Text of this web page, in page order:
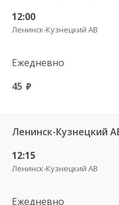
12:00
Ленинск-Кузнецкий АВ
Ежедневно
45 руб.
Ленинск-Кузнецкий
12:15
Ленинск-Кузнецкий АВ
Ежедневно